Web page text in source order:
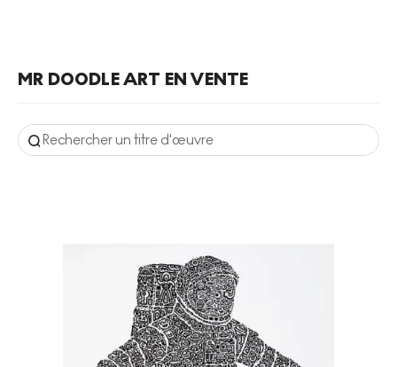
MR DOODLE ART EN VENTE